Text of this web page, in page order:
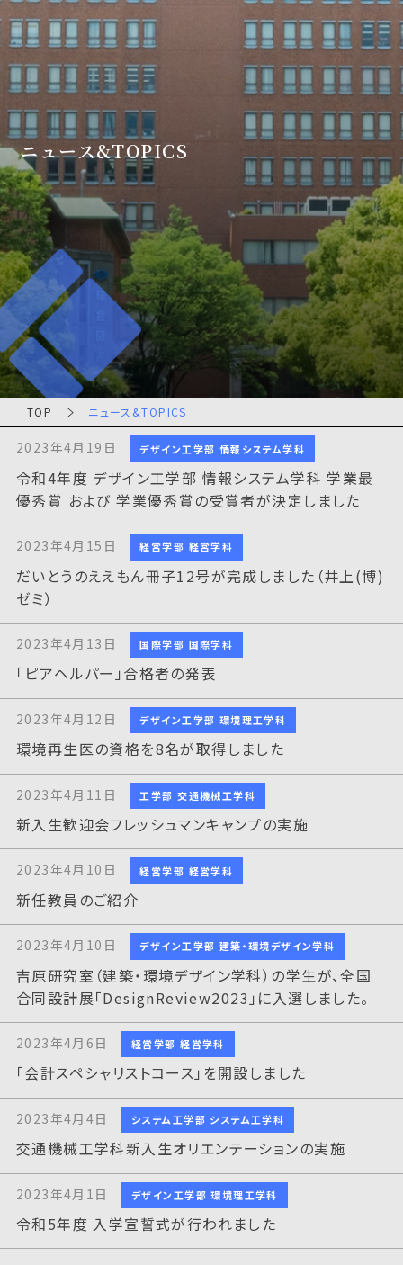
ニュース&TOPICS
TOP ニュース&TOPICS
2023年4月19日 デザイン工学部 情報システム学科
令和4年度 デザイン工学部 情報システム学科 学業最
優秀賞 および 学業優秀賞の受賞者が決定しました
2023年4月15日 経営学部 経営学科
だいとうのええもん冊子12号が完成しました（井上(博)
ゼミ）
2023年4月13日 国際学部 国際学科
「ピアヘルパー」合格者の発表
2023年4月12日 デザイン工学部 環境理工学科
環境再生医の資格を8名が取得しました
2023年4月11日 工学部 交通機械工学科
新入生歓迎会フレッシュマンキャンプの実施
2023年4月10日 経営学部 経営学科
新任教員のご紹介
2023年4月10日 デザイン工学部 建築・環境デザイン学科
吉原研究室（建築・環境デザイン学科）の学生が、全国
合同設計展「DesignReview2023」に入選しました。
2023年4月6日 経営学部 経営学科
「会計スペシャリストコース」を開設しました
2023年4月4日 システム工学部 システム工学科
交通機械工学科新入生オリエンテーションの実施
2023年4月1日 デザイン工学部 環境理工学科
令和5年度 入学宣誓式が行われました